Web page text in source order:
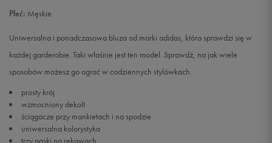
Płeć: Męskie
Uniwersalna i ponadczasowa bluza od marki adidas, która sprawdzi się w
każdej garderobie. Taki właśnie jest ten model. Sprawdź, na jak wiele
sposobów możesz go ograć w codziennych stylówkach.
prosty krój
wzmocniony dekolt
ściągacze przy mankietach i na spodzie
uniwersalna kolorystyka
trzy paski na rękawach